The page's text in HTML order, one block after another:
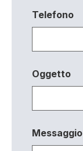
Telefono
Oggetto
Messaggio